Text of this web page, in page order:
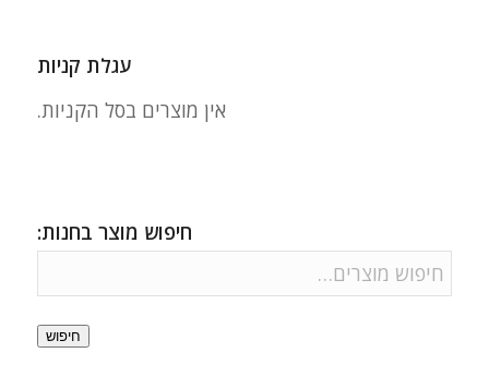
עגלת קניות
אין מוצרים בסל הקניות.
חיפוש מוצר בחנות:
חיפוש